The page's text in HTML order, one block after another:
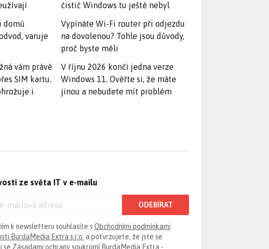
domů
varuje
vám právě
SIM kartu.
i
čistič Windows tu ještě nebyl
Vypínáte Wi-Fi router při odjezdu
na dovolenou? Tohle jsou důvody,
proč byste měli
V říjnu 2026 končí jedna verze
Windows 11. Ověřte si, že máte
jinou a nebudete mít problém
ze světa IT v e-mailu
ODEBÍRAT
k newsletteru souhlasíte s Obchodními podmínkami
BurdaMedia Extra s.r.o. a potvrzujete, že jste se
se Zásadami ochrany soukromí BurdaMedia Extra -